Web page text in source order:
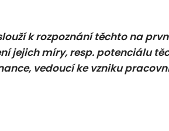
k rozpoznání těchto na
jejich míry, resp. potenciálu
vedoucí ke vzniku